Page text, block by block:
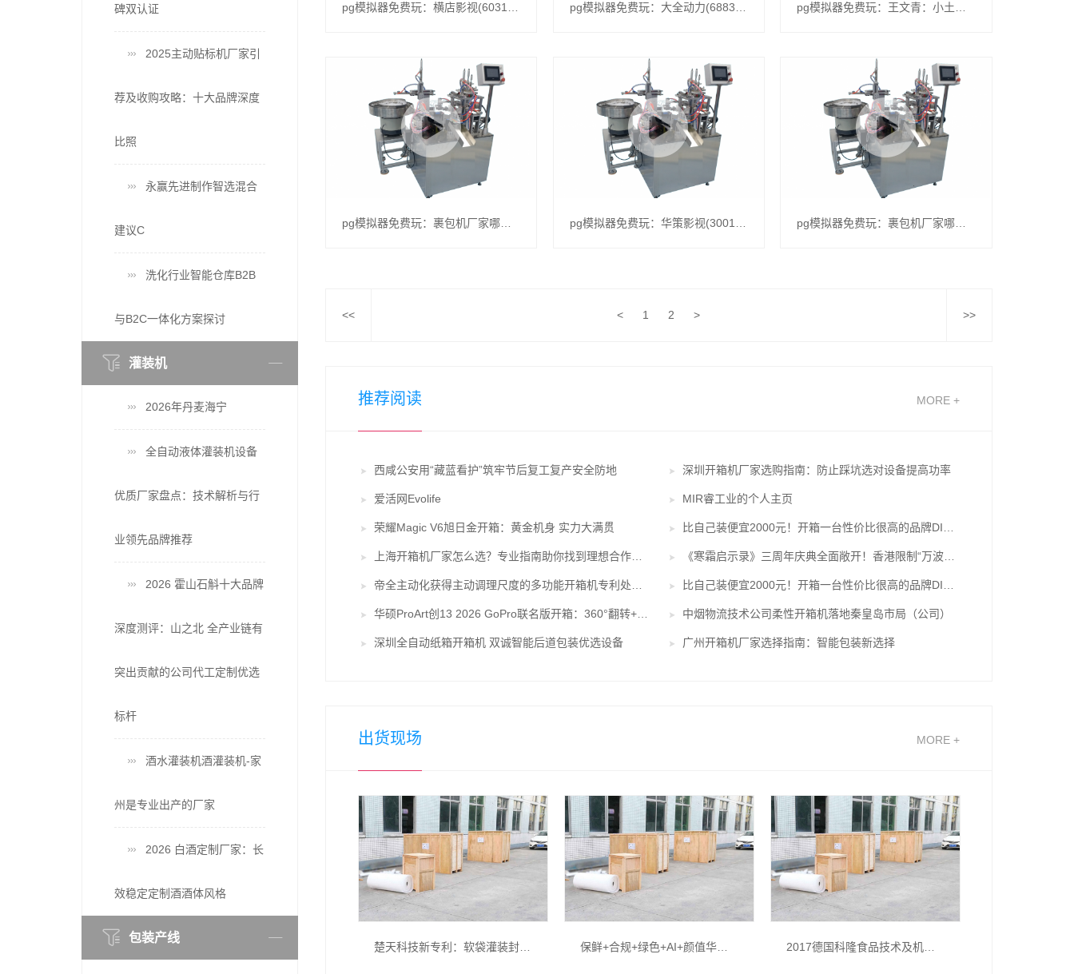
碑双认证
2025主动贴标机厂家引
荐及收购攻略：十大品牌深度
比照
永赢先进制作智选混合
建议C
洗化行业智能仓库B2B
与B2C一体化方案探讨
灌装机
2026年丹麦海宁
全自动液体灌装机设备
优质厂家盘点：技术解析与行
业领先品牌推荐
2026 霍山石斛十大品牌
深度测评：山之北 全产业链有
突出贡献的公司代工定制优选
标杆
酒水灌装机酒灌装机-家
州是专业出产的厂家
2026 白酒定制厂家：长
效稳定定制酒酒体风格
包装产线
pg模拟器免费玩：横店影视(603103)_最新价格_行情_走势图—东方财富网 pg模拟器免费玩：大全动力(688303)_股票行情_走势图—东方财富网 pg模拟器免费玩：王文青：小土豆做成大文章
pg模拟器免费玩：裹包机厂家哪家靠谱？专业选择指南
<< < 1 2 > >>
推荐阅读 MORE +
西咸公安用“藏蓝看护”筑牢节后复工复产安全防地 深圳开箱机厂家选购指南：防止踩坑选对设备提高功率
爱活网Evolife MIR睿工业的个人主页
荣耀Magic V6旭日金开箱：黄金机身 实力大满贯
上海开箱机厂家怎么选？专业指南助你找到理想合作伙伴 《寒霜启示录》三周年庆典全面敞开！香港限制“万波岛屿红茶”联名活动行将上台
华硕ProArt创13 2026 GoPro联名版开箱：360°翻转+豪华配置便携创作新典范 中烟物流技术公司柔性开箱机落地秦皇岛市局（公司）
深圳全自动纸箱开箱机 双诚智能后道包装优选设备 广州开箱机厂家选择指南：智能包装新选择
出货现场 MORE +
2026年6月福建包装机厂家推荐指南：真空包装机电商全自动全自动热收缩封切收缩公司优选！ 保鲜+合规+绿色+AI+颜值华南包装展2026五大消费风口包装升级全复盘